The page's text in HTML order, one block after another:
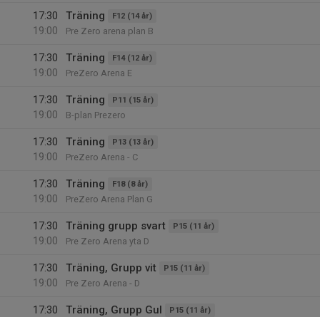
17:30
19:00
Träning F12 (14 år)
Pre Zero arena plan B
17:30
19:00
Träning F14 (12 år)
PreZero Arena E
17:30
19:00
Träning P11 (15 år)
B-plan Prezero
17:30
19:00
Träning P13 (13 år)
PreZero Arena - C
17:30
19:00
Träning F18 (8 år)
PreZero Arena Plan G
17:30
19:00
Träning grupp svart P15 (11 år)
Pre Zero Arena yta D
17:30
19:00
Träning, Grupp vit P15 (11 år)
Pre Zero Arena - D
17:30
Träning, Grupp Gul P15 (11 år)